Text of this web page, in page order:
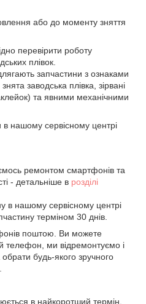
або до моменту зняття
перевірити роботу
плівок.
запчастини з ознаками
заводська плівка, зірвані
та явними механічними
в нашому сервісному центрі
ремонтом смартфонів та
- детальніше в розділі
в нашому сервісному центрі
терміном 30 днів.
поштою. Ви можете
телефон, ми відремонтуємо і
будь-якого зручного
в найкоротший термін,